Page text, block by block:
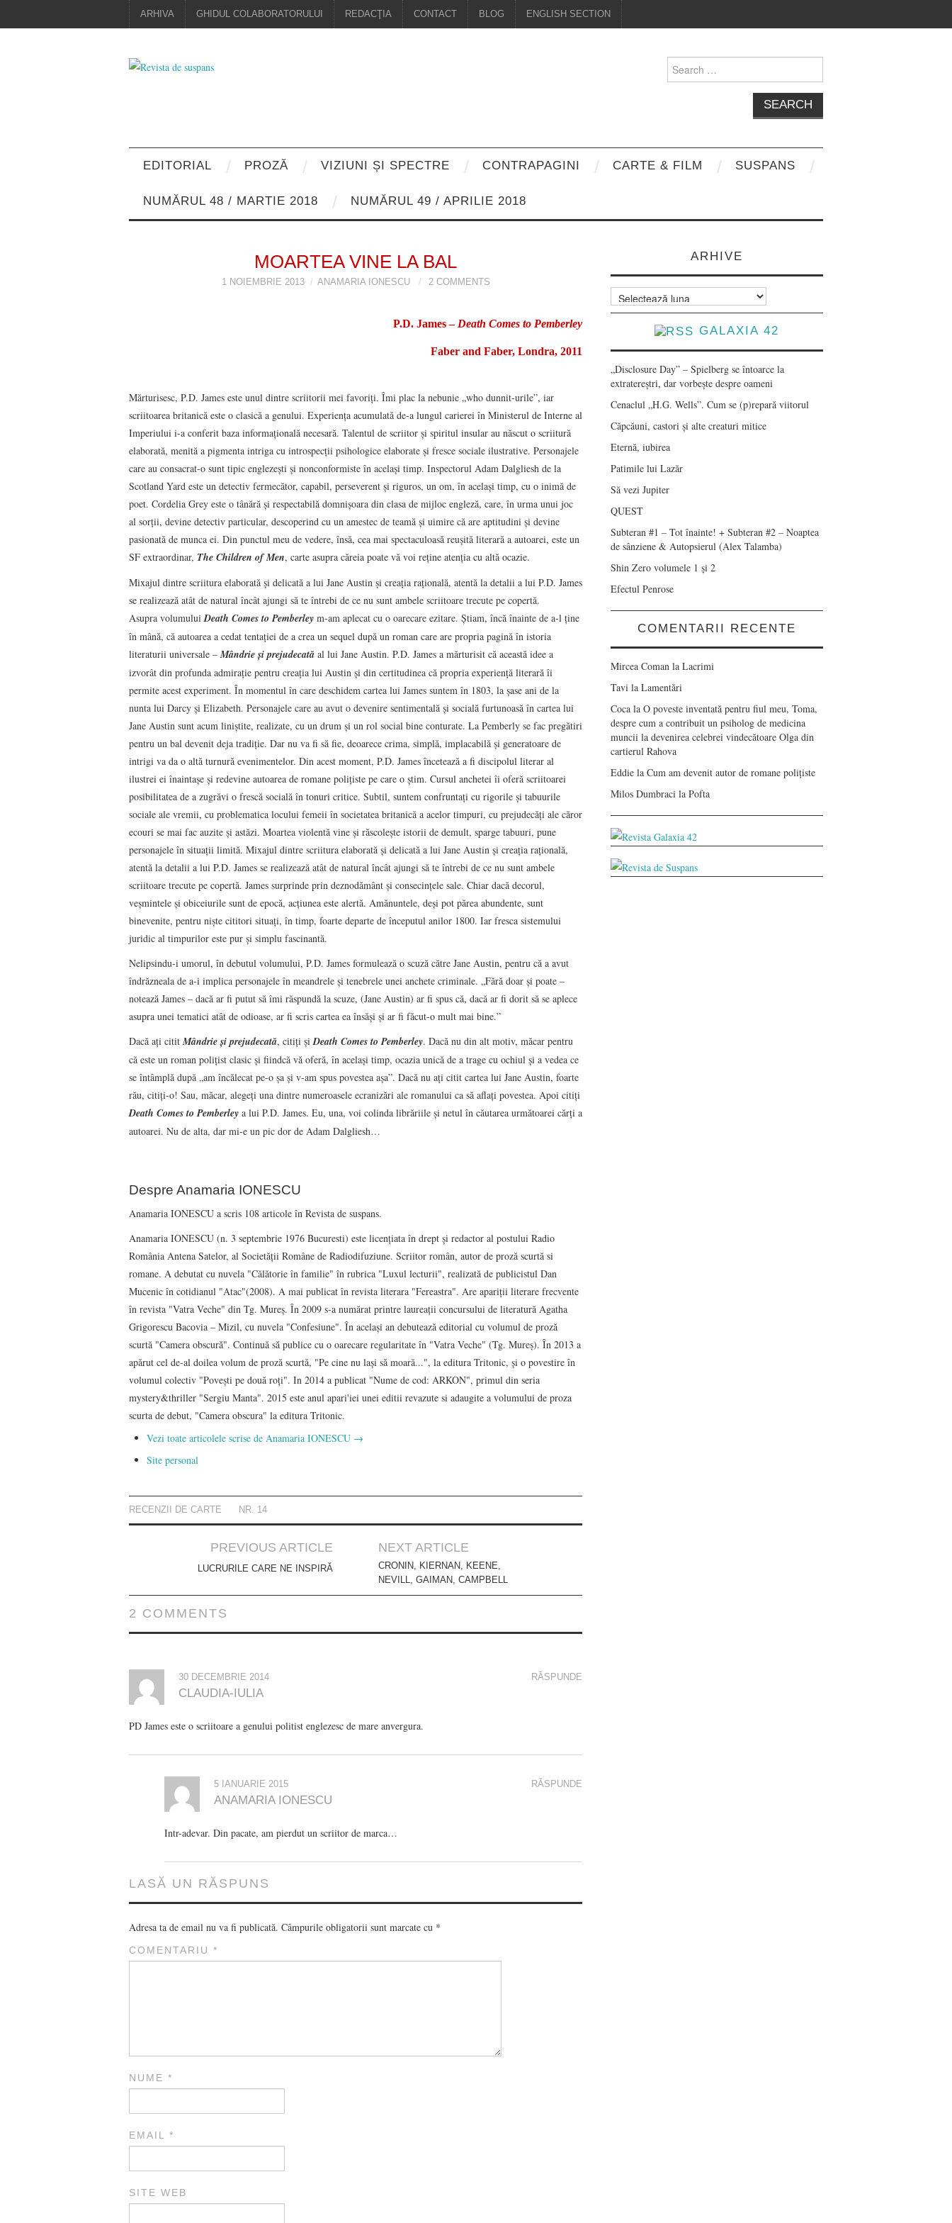
ARHIVA GHIDUL COLABORATORULUI REDACŢIA CONTACT BLOG ENGLISH SECTION
Search
for:
EDITORIAL PROZĂ VIZIUNI ȘI SPECTRE CONTRAPAGINI CARTE & FILM SUSPANS
NUMĂRUL 48 / MARTIE 2018 NUMĂRUL 49 / APRILIE 2018
MOARTEA VINE LA BAL
1 NOIEMBRIE 2013 ANAMARIA IONESCU 2 COMMENTS
P.D. James – Death Comes to Pemberley
Faber and Faber, Londra, 2011
Mărturisesc, P.D. James este unul dintre scriitorii mei favoriţi. Îmi plac la nebunie „who dunnit-urile”, iar
scriitoarea britanică este o clasică a genului. Experienţa acumulată de-a lungul carierei în Ministerul de Interne al
Imperiului i-a conferit baza informaţională necesară. Talentul de scriitor şi spiritul insular au născut o scriitură
elaborată, menită a pigmenta intriga cu introspecţii psihologice elaborate şi fresce sociale ilustrative. Personajele
care au consacrat-o sunt tipic englezeşti şi nonconformiste în acelaşi timp. Inspectorul Adam Dalgliesh de la
Scotland Yard este un detectiv fermecător, capabil, perseverent şi riguros, un om, în acelaşi timp, cu o inimă de
poet. Cordelia Grey este o tânără şi respectabilă domnişoara din clasa de mijloc engleză, care, în urma unui joc
al sorţii, devine detectiv particular, descoperind cu un amestec de teamă şi uimire că are aptitudini şi devine
pasionată de munca ei. Din punctul meu de vedere, însă, cea mai spectaculoasă reuşită literară a autoarei, este un
SF extraordinar, The Children of Men, carte asupra căreia poate vă voi reţine atenţia cu altă ocazie.
Mixajul dintre scriitura elaborată şi delicată a lui Jane Austin şi creaţia raţională, atentă la detalii a lui P.D. James
se realizează atât de natural încât ajungi să te întrebi de ce nu sunt ambele scriitoare trecute pe copertă.
Asupra volumului Death Comes to Pemberley m-am aplecat cu o oarecare ezitare. Ştiam, încă înainte de a-l ţine
în mână, că autoarea a cedat tentaţiei de a crea un sequel după un roman care are propria pagină în istoria
literaturii universale – Mândrie şi prejudecată al lui Jane Austin. P.D. James a mărturisit că această idee a
izvorât din profunda admiraţie pentru creaţia lui Austin şi din certitudinea că propria experienţă literară îi
permite acest experiment. În momentul în care deschidem cartea lui James suntem în 1803, la şase ani de la
nunta lui Darcy şi Elizabeth. Personajele care au avut o devenire sentimentală şi socială furtunoasă în cartea lui
Jane Austin sunt acum liniştite, realizate, cu un drum şi un rol social bine conturate. La Pemberly se fac pregătiri
pentru un bal devenit deja tradiţie. Dar nu va fi să fie, deoarece crima, simplă, implacabilă şi generatoare de
intrigi va da o altă turnură evenimentelor. Din acest moment, P.D. James încetează a fi discipolul literar al
ilustrei ei înaintaşe şi redevine autoarea de romane poliţiste pe care o ştim. Cursul anchetei îi oferă scriitoarei
posibilitatea de a zugrăvi o frescă socială în tonuri critice. Subtil, suntem confruntaţi cu rigorile şi tabuurile
sociale ale vremii, cu problematica locului femeii în societatea britanică a acelor timpuri, cu prejudecăţi ale căror
ecouri se mai fac auzite şi astăzi. Moartea violentă vine şi răscoleşte istorii de demult, sparge tabuuri, pune
personajele în situaţii limită. Mixajul dintre scriitura elaborată şi delicată a lui Jane Austin şi creaţia raţională,
atentă la detalii a lui P.D. James se realizează atât de natural încât ajungi să te întrebi de ce nu sunt ambele
scriitoare trecute pe copertă. James surprinde prin deznodământ şi consecinţele sale. Chiar dacă decorul,
veşmintele şi obiceiurile sunt de epocă, acţiunea este alertă. Amănuntele, deşi pot părea abundente, sunt
binevenite, pentru nişte cititori situaţi, în timp, foarte departe de începutul anilor 1800. Iar fresca sistemului
juridic al timpurilor este pur şi simplu fascinantă.
Nelipsindu-i umorul, în debutul volumului, P.D. James formulează o scuză către Jane Austin, pentru că a avut
îndrăzneala de a-i implica personajele în meandrele şi tenebrele unei anchete criminale. „Fără doar şi poate –
notează James – dacă ar fi putut să îmi răspundă la scuze, (Jane Austin) ar fi spus că, dacă ar fi dorit să se aplece
asupra unei tematici atât de odioase, ar fi scris cartea ea însăşi şi ar fi făcut-o mult mai bine.”
Dacă aţi citit Mândrie şi prejudecată, citiţi şi Death Comes to Pemberley. Dacă nu din alt motiv, măcar pentru
că este un roman poliţist clasic şi fiindcă vă oferă, în acelaşi timp, ocazia unică de a trage cu ochiul şi a vedea ce
se întâmplă după „am încălecat pe-o şa şi v-am spus povestea aşa”. Dacă nu aţi citit cartea lui Jane Austin, foarte
rău, citiţi-o! Sau, măcar, alegeţi una dintre numeroasele ecranizări ale romanului ca să aflaţi povestea. Apoi citiţi
Death Comes to Pemberley a lui P.D. James. Eu, una, voi colinda librăriile şi netul în căutarea următoarei cărţi a
autoarei. Nu de alta, dar mi-e un pic dor de Adam Dalgliesh…
Despre Anamaria IONESCU
Anamaria IONESCU a scris 108 articole în Revista de suspans.
Anamaria IONESCU (n. 3 septembrie 1976 Bucuresti) este licenţiata în drept şi redactor al postului Radio
România Antena Satelor, al Societăţii Române de Radiodifuziune. Scriitor român, autor de proză scurtă si
romane. A debutat cu nuvela "Călătorie în familie" în rubrica "Luxul lecturii", realizată de publicistul Dan
Mucenic în cotidianul "Atac"(2008). A mai publicat în revista literara "Fereastra". Are apariţii literare frecvente
în revista "Vatra Veche" din Tg. Mureş. În 2009 s-a numărat printre laureații concursului de literatură Agatha
Grigorescu Bacovia – Mizil, cu nuvela "Confesiune". În acelaşi an debutează editorial cu volumul de proză
scurtă "Camera obscură". Continuă să publice cu o oarecare regularitate în "Vatra Veche" (Tg. Mureş). În 2013 a
apărut cel de-al doilea volum de proză scurtă, "Pe cine nu laşi să moară...", la editura Tritonic, şi o povestire în
volumul colectiv "Poveşti pe două roţi". In 2014 a publicat "Nume de cod: ARKON", primul din seria
mystery&thriller "Sergiu Manta". 2015 este anul apari'iei unei editii revazute si adaugite a volumului de proza
scurta de debut, "Camera obscura" la editura Tritonic.
Vezi toate articolele scrise de Anamaria IONESCU →
Site personal
RECENZII DE CARTE NR. 14
navigation
PREVIOUS ARTICLE
LUCRURILE CARE NE INSPIRĂ
NEXT ARTICLE
CRONIN, KIERNAN, KEENE,
NEVILL, GAIMAN, CAMPBELL
2 COMMENTS
RĂSPUNDE
30 DECEMBRIE 2014
CLAUDIA-IULIA
PD James este o scriitoare a genului politist englezesc de mare anvergura.
RĂSPUNDE
5 IANUARIE 2015
ANAMARIA IONESCU
Intr-adevar. Din pacate, am pierdut un scriitor de marca…
LASĂ UN RĂSPUNS
Adresa ta de email nu va fi publicată. Câmpurile obligatorii sunt marcate cu *
COMENTARIU *
NUME *
EMAIL *
SITE WEB
ARHIVE
Arhive
GALAXIA 42
„Disclosure Day” – Spielberg se întoarce la
extratereștri, dar vorbește despre oameni
Cenaclul „H.G. Wells”. Cum se (p)repară viitorul
Căpcăuni, castori și alte creaturi mitice
Eternă, iubirea
Patimile lui Lazăr
Să vezi Jupiter
QUEST
Subteran #1 – Tot înainte! + Subteran #2 – Noaptea
de sânziene & Autopsierul (Alex Talamba)
Shin Zero volumele 1 și 2
Efectul Penrose
COMENTARII RECENTE
Mircea Coman la Lacrimi
Tavi la Lamentări
Coca la O poveste inventată pentru fiul meu, Toma,
despre cum a contribuit un psiholog de medicina
muncii la devenirea celebrei vindecătoare Olga din
cartierul Rahova
Eddie la Cum am devenit autor de romane polițiste
Milos Dumbraci la Pofta